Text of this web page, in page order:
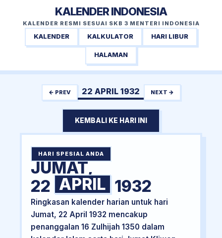
KALENDER INDONESIA
KALENDER RESMI SESUAI SKB 3 MENTERI INDONESIA
KALENDER KALKULATOR HARI LIBUR
HALAMAN
← PREV 22 APRIL 1932 NEXT →
KEMBALI KE HARI INI
HARI SPESIAL ANDA
JUMAT,
22 APRIL 1932
Ringkasan kalender harian untuk hari
Jumat, 22 April 1932 mencakup
penanggalan 16 Zulhijah 1350 dalam